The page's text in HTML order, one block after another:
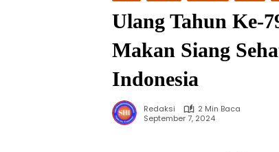
Ulang Tahun Ke-
Makan Siang
Indonesia
Redaksi
2 Min Baca
September 7, 2024